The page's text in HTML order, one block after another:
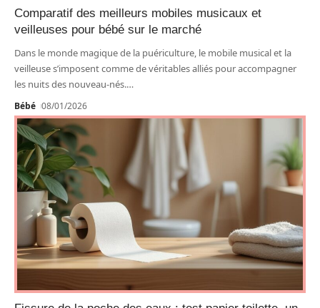
Comparatif des meilleurs mobiles musicaux et
veilleuses pour bébé sur le marché
Dans le monde magique de la puériculture, le mobile musical et la
veilleuse s’imposent comme de véritables alliés pour accompagner
les nuits des nouveau-nés.…
Bébé 08/01/2026